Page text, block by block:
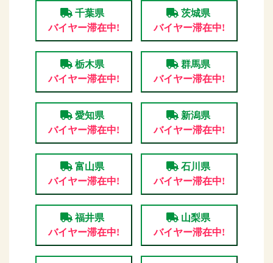
千葉県
バイヤー滞在中!
茨城県
バイヤー滞在中!
栃木県
バイヤー滞在中!
群馬県
バイヤー滞在中!
愛知県
バイヤー滞在中!
新潟県
バイヤー滞在中!
富山県
バイヤー滞在中!
石川県
バイヤー滞在中!
福井県
バイヤー滞在中!
山梨県
バイヤー滞在中!